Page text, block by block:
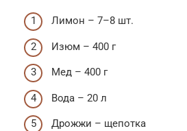
Лимон – 7–8 шт.
Изюм – 400 г
Мед – 400 г
Вода – 20 л
Дрожжи – щепотка